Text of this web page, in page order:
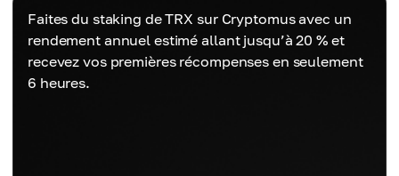
Faites du staking de TRX sur Cryptomus avec un
rendement annuel estimé allant jusqu’à 20 % et
recevez vos premières récompenses en seulement
6 heures.